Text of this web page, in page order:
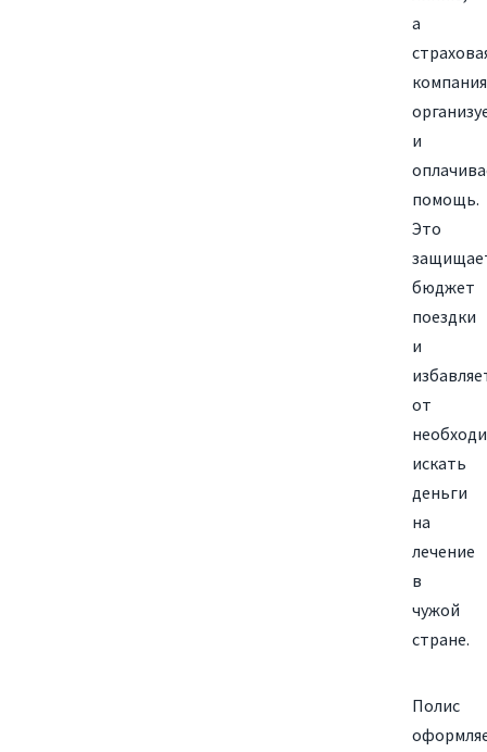
а
компания
и
помощь.
Это
бюджет
поездки
и
от
искать
деньги
на
лечение
в
чужой
стране.
Полис